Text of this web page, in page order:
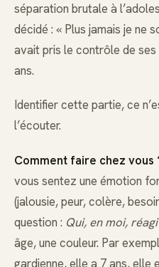
séparation brutale à
décidé : « Plus jamais je ne
avait pris le contrôle de
ans.
Identifier cette partie, ce
l’écouter.
Comment faire chez vous
vous sentez une émotion
(jalousie, peur, colère,
question : Qui, en moi,
âge, une couleur. Par
gardienne, elle a 7 ans, elle